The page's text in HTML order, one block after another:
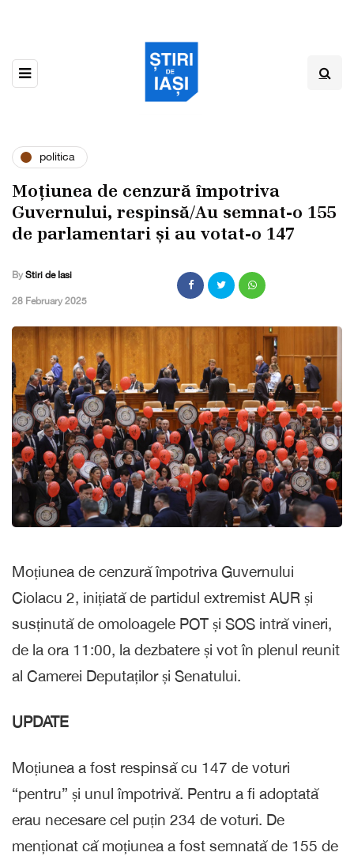
politica
Moțiunea de cenzură împotriva
Guvernului, respinsă/Au semnat-o 155
de parlamentari și au votat-o 147
By Stiri de Iasi
,28 February 2025
Moțiunea de cenzură împotriva Guvernului
Ciolacu 2, inițiată de partidul extremist AUR și
susținută de omoloagele POT și SOS intră vineri,
de la ora 11:00, la dezbatere și vot în plenul reunit
al Camerei Deputaților și Senatului.
UPDATE
Moțiunea a fost respinsă cu 147 de voturi
“pentru” și unul împotrivă. Pentru a fi adoptată
erau necesare cel puțin 234 de voturi. De
menționat că moțiunea a fost semnată de 155 de